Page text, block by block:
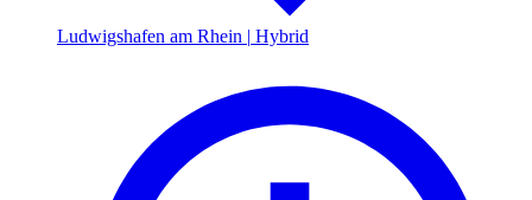
Ludwigshafen am Rhein | Hybrid